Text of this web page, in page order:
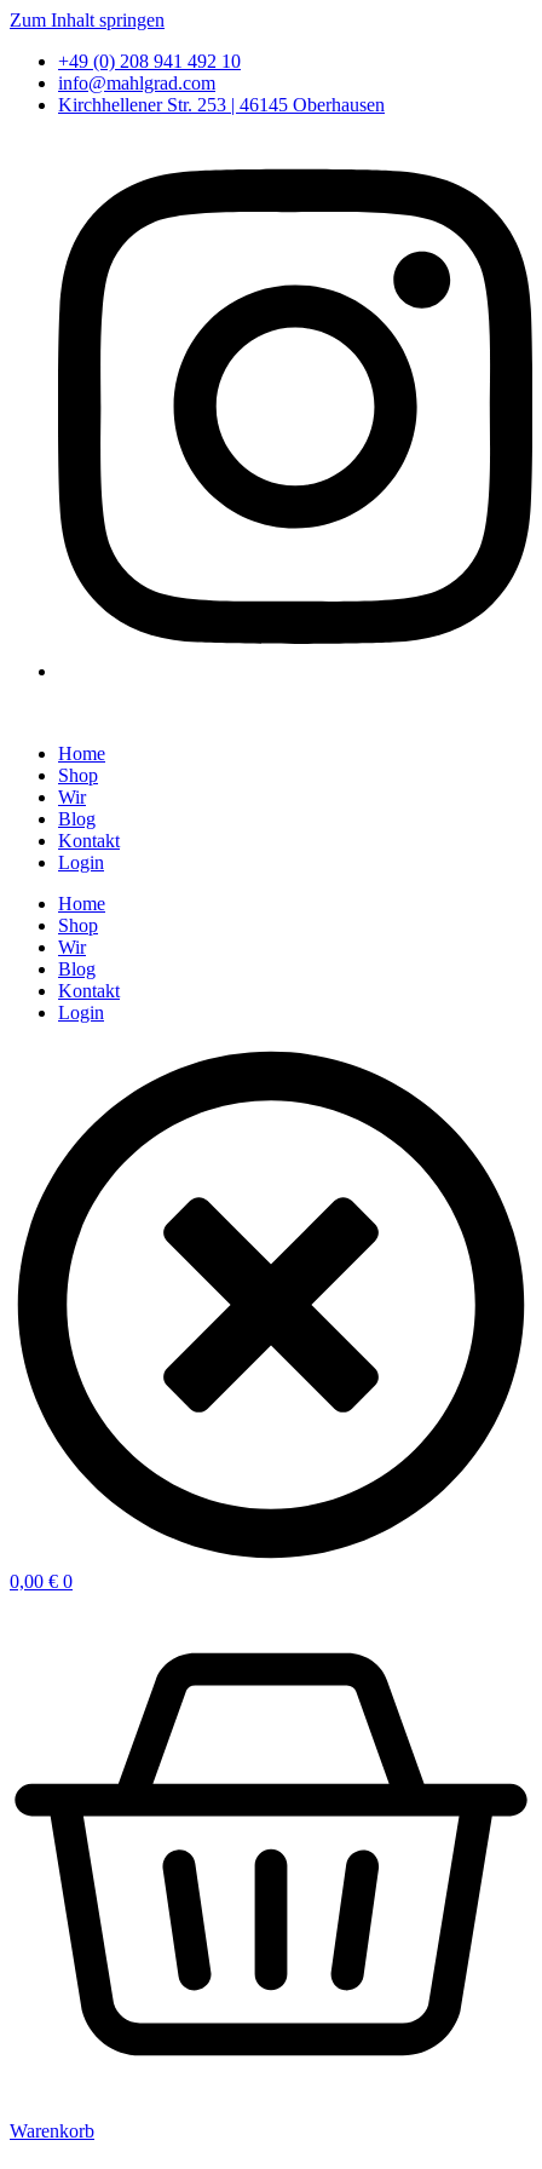
Zum Inhalt springen
+49 (0) 208 941 492 10
info@mahlgrad.com
Kirchhellener Str. 253 | 46145 Oberhausen
Home
Shop
Wir
Blog
Kontakt
Login
Home
Shop
Wir
Blog
Kontakt
Login
0,00 € 0
Warenkorb